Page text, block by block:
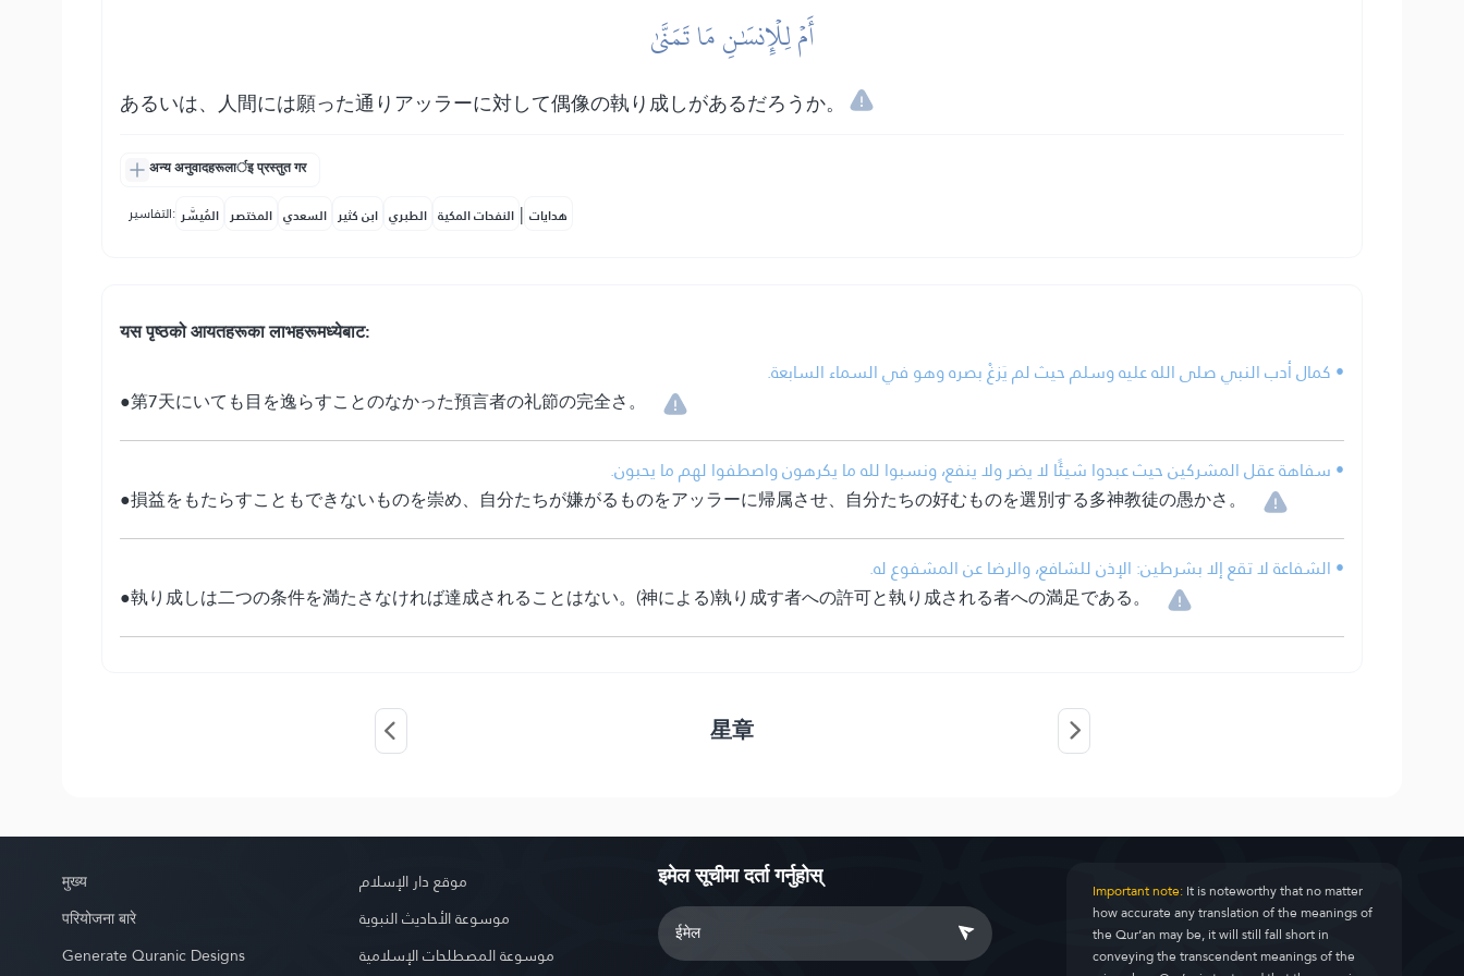
أَمۡ لِلۡإِنسَٰنِ مَا تَمَنَّىٰ
あるいは、人間には願った通りアッラーに対して偶像の執り成しがあるだろうか。
अन्य अनुवादहरूलार्इ प्रस्तुत गर
التفاسير: المُيسَّر المختصر السعدي ابن كثير الطبري النفحات المكية | هدايات
यस पृष्ठको आयतहरूका लाभहरूमध्येबाट:
• كمال أدب النبي صلى الله عليه وسلم حيث لم يَزغْ بصره وهو في السماء السابعة.
●第7天にいても目を逸らすことのなかった預言者の礼節の完全さ。
• سفاهة عقل المشركين حيث عبدوا شيئًا لا يضر ولا ينفع، ونسبوا لله ما يكرهون واصطفوا لهم ما يحبون.
●損益をもたらすこともできないものを崇め、自分たちが嫌がるものをアッラーに帰属させ、自分たちの好むものを選別する多神教徒の愚かさ。
• الشفاعة لا تقع إلا بشرطين: الإذن للشافع، والرضا عن المشفوع له.
●執り成しは二つの条件を満たさなければ達成されることはない。(神による)執り成す者への許可と執り成される者への満足である。
星章
मुख्य
परियोजना बारे
Generate Quranic Designs
موقع دار الإسلام
موسوعة الأحاديث النبوية
موسوعة المصطلحات الإسلامية
इमेल सूचीमा दर्ता गर्नुहोस् Important note:It is noteworthy that no matter
how accurate any translation of the meanings of
the Qur’an may be, it will still fall short in
conveying the transcendent meanings of the